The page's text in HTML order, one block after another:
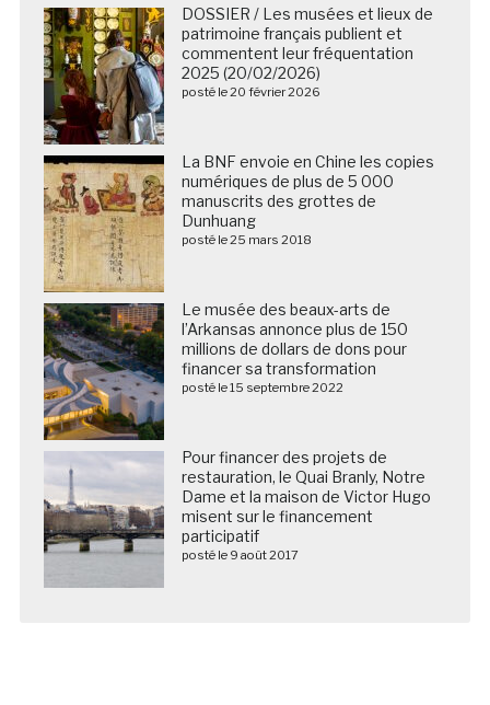
DOSSIER / Les musées et lieux de
patrimoine français publient et
commentent leur fréquentation
2025 (20/02/2026)
posté le 20 février 2026
La BNF envoie en Chine les copies
numériques de plus de 5 000
manuscrits des grottes de
Dunhuang
posté le 25 mars 2018
Le musée des beaux-arts de
l’Arkansas annonce plus de 150
millions de dollars de dons pour
financer sa transformation
posté le 15 septembre 2022
Pour financer des projets de
restauration, le Quai Branly, Notre
Dame et la maison de Victor Hugo
misent sur le financement
participatif
posté le 9 août 2017